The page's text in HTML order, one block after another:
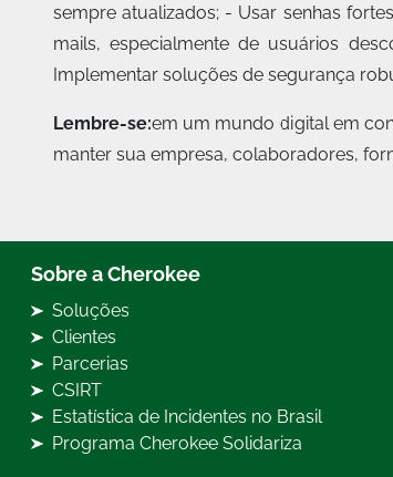
sempre atualizados; - Usar senhas
mails, especialmente de usuários
Implementar soluções de segurança
Lembre-se:em um mundo digital em
manter sua empresa, colaboradores,
Sobre a Cherokee
Soluções
Clientes
Parcerias
CSIRT
Estatística de Incidentes no Brasil
Programa Cherokee Solidariza